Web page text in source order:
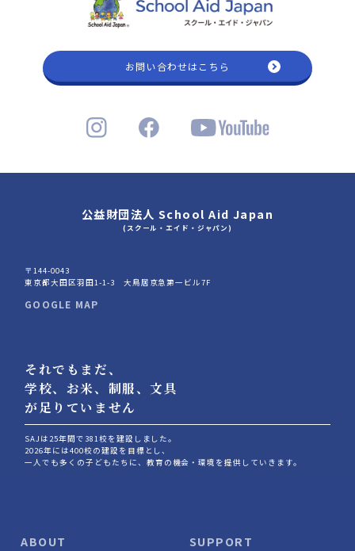
お問い合わせはこちら
公益財団法人 School Aid Japan
(スクール・エイド・ジャパン)
〒144-0043
東京都大田区羽田1-1-3 大鳥居京急第一ビル7F
GOOGLE MAP
それでもまだ、
学校、お⽶、制服、⽂具
が⾜りていません
SAJは25年間で381校を建設しました。
2026年には400校の建設を目標とし、
⼀人でも多くの⼦どもたちに、教育の機会‧環境を提供していきます。
ABOUT SUPPORT